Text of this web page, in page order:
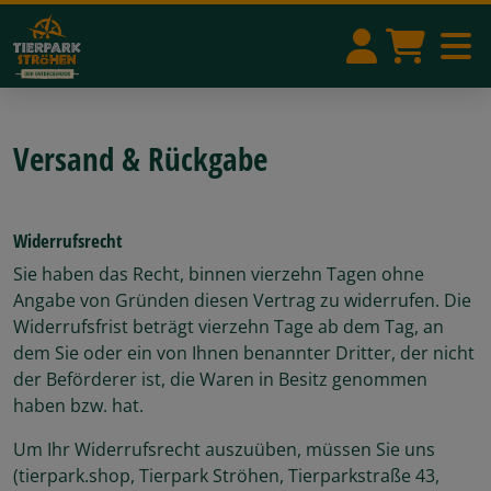
Versand & Rückgabe
Widerrufsrecht
Sie haben das Recht, binnen vierzehn Tagen ohne
Angabe von Gründen diesen Vertrag zu widerrufen. Die
Widerrufsfrist beträgt vierzehn Tage ab dem Tag, an
dem Sie oder ein von Ihnen benannter Dritter, der nicht
der Beförderer ist, die Waren in Besitz genommen
haben bzw. hat.
Um Ihr Widerrufsrecht auszuüben, müssen Sie uns
(tierpark.shop, Tierpark Ströhen, Tierparkstraße 43,